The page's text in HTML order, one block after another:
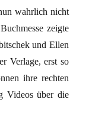
wahrlich nicht
zeigte
und Ellen
Verlage, erst so
ihre rechten
Videos über die